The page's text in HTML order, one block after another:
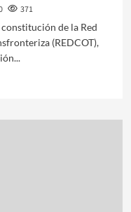
371
de la Red
(REDCOT),